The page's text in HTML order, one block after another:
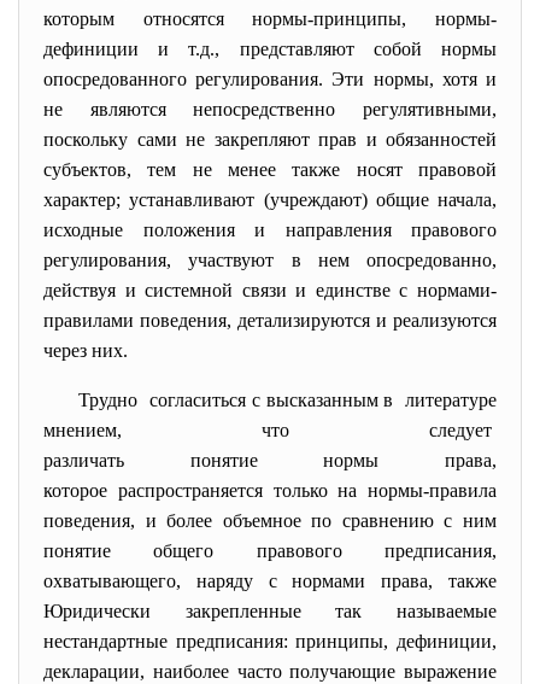
которым относятся нормы-принципы, нормы-
дефиниции и т.д., представляют собой нормы
опосредованного регулирования. Эти нормы, хотя и
не являются непосредственно регулятивными,
поскольку сами не закрепляют прав и обязанностей
субъектов, тем не менее также носят правовой
характер; устанавливают (учреждают) общие начала,
исходные положения и направления правового
регулирования, участвуют в нем опосредованно,
действуя и системной связи и единстве с нормами-
правилами поведения, детализируются и реализуются
через них.
Трудно согласиться с высказанным в литературе
мнением, что следует
различать понятие нормы права,
которое распространяется только на нормы-правила
поведения, и более объемное по сравнению с ним
понятие общего правового предписания,
охватывающего, наряду с нормами права, также
Юридически закрепленные так называемые
нестандартные предписания: принципы, дефиниции,
декларации, наиболее часто получающие выражение